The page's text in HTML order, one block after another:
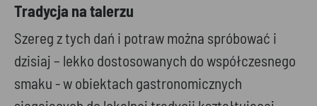
Tradycja na talerzu
Szereg z tych dań i potraw można spróbować i
dzisiaj – lekko dostosowanych do współczesnego
smaku - w obiektach gastronomicznych